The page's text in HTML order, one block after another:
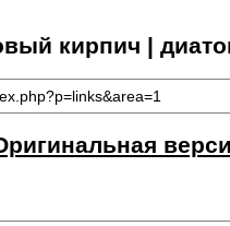
кирпич |